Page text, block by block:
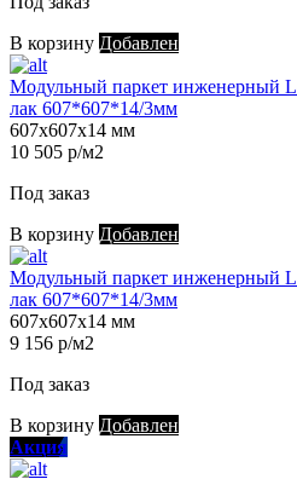
В корзину Добавлен
Модульный паркет инженерный
лак 607*607*14/3мм
607х607х14 мм
10 505 р/м2
Под заказ
В корзину Добавлен
Модульный паркет инженерный
лак 607*607*14/3мм
607х607х14 мм
9 156 р/м2
Под заказ
В корзину Добавлен
Акция